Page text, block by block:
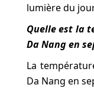
lumière du
Quelle est la
Da Nang en
La
Da Nang en